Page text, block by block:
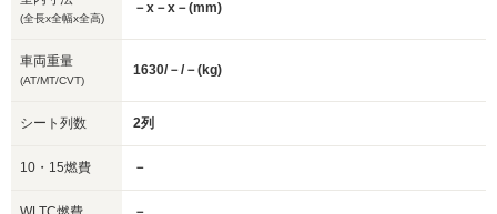
(全長x全幅x全高)
－x－x－(mm)
車両重量
(AT/MT/CVT)
1630/－/－(kg)
シート列数 2列
10・15燃費 －